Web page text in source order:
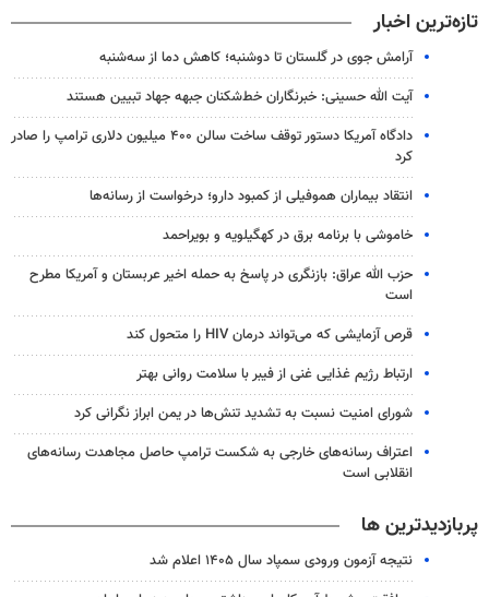
تازه‌ترین اخبار
آرامش جوی در گلستان تا دوشنبه؛ کاهش دما از سه‌شنبه
آیت الله حسینی: خبرنگاران خط‌شکنان جبهه جهاد تبیین هستند
دادگاه آمریکا دستور توقف ساخت سالن ۴۰۰ میلیون دلاری ترامپ را صادر
کرد
انتقاد بیماران هموفیلی از کمبود دارو؛ درخواست از رسانه‌ها
خاموشی با برنامه برق در کهگیلویه و بویراحمد
حزب الله عراق: بازنگری در پاسخ به حمله اخیر عربستان و آمریکا مطرح
است
قرص آزمایشی که می‌تواند درمان HIV را متحول کند
ارتباط رژیم غذایی غنی از فیبر با سلامت روانی بهتر
شورای امنیت نسبت به تشدید تنش‌ها در یمن ابراز نگرانی کرد
اعتراف رسانه‌های خارجی به شکست ترامپ حاصل مجاهدت رسانه‌های
انقلابی است
پربازدیدترین ها
نتیجه آزمون ورودی سمپاد سال ۱۴۰۵ اعلام شد